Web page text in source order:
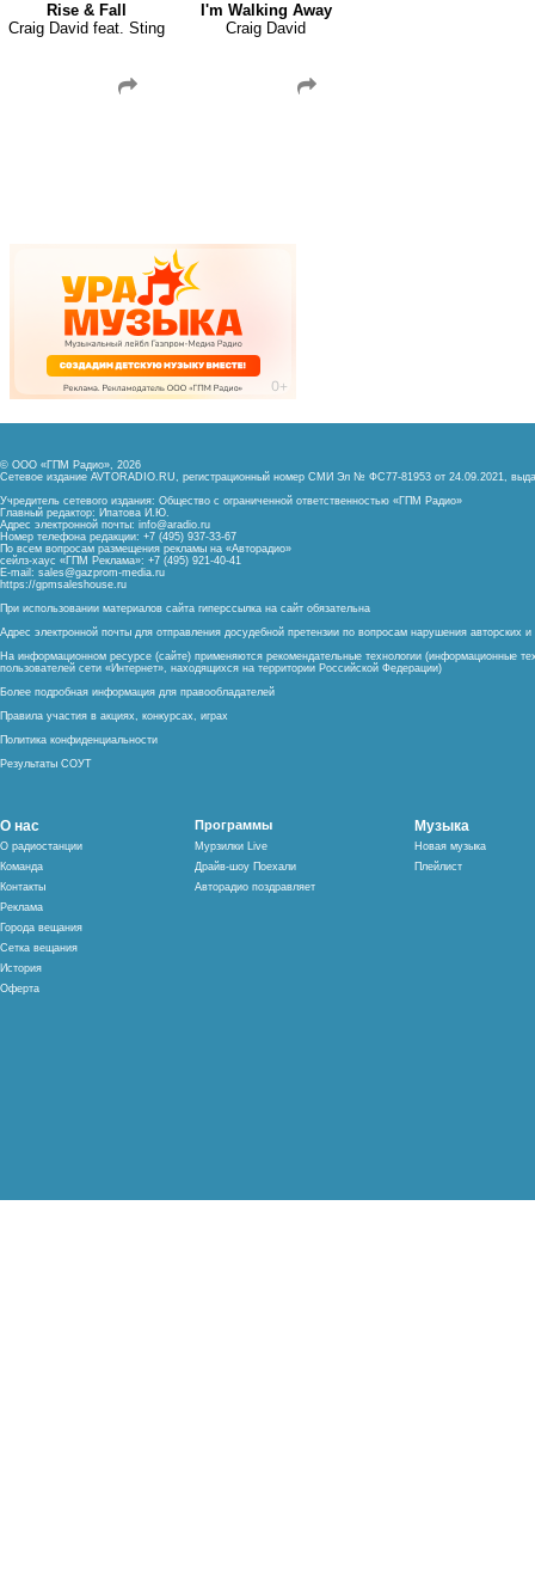
Rise & Fall
Craig David feat. Sting
I'm Walking Away
Craig David
© ООО «ГПМ Радио», 2026
Сетевое издание AVTORADIO.RU, регистрационный номер СМИ Эл № ФС77-81953 от 24.09.2021,
Учредитель сетевого издания: Общество с ограниченной ответственностью «ГПМ Радио»
Главный редактор: Ипатова И.Ю.
Адрес электронной почты: info@aradio.ru
Номер телефона редакции: +7 (495) 937-33-67
По всем вопросам размещения рекламы на «Авторадио»
сейлз-хаус «ГПМ Реклама»: +7 (495) 921-40-41
E-mail: sales@gazprom-media.ru
https://gpmsaleshouse.ru
При использовании материалов сайта гиперссылка на сайт обязательна
Адрес электронной почты для отправления досудебной претензии по вопросам нарушения авторских
На информационном ресурсе (сайте) применяются рекомендательные технологии (информационные
пользователей сети «Интернет», находящихся на территории Российской Федерации)
Более подробная информация для правообладателей
Правила участия в акциях, конкурсах, играх
Политика конфиденциальности
Результаты СОУТ
О нас
О радиостанции
Команда
Контакты
Реклама
Города вещания
Сетка вещания
История
Оферта
Программы
Мурзилки Live
Драйв-шоу Поехали
Авторадио поздравляет
Музыка
Новая музыка
Плейлист